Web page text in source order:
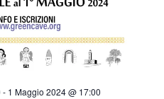
- 1 Maggio 2024 @ 17:00